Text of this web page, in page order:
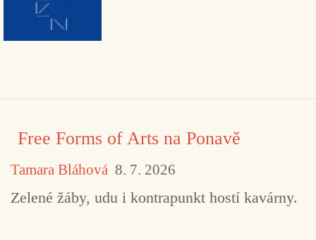
Free Forms of Arts na Ponavě
Tamara Bláhová 8. 7. 2026
Zelené žáby, udu i kontrapunkt hostí kavárny.